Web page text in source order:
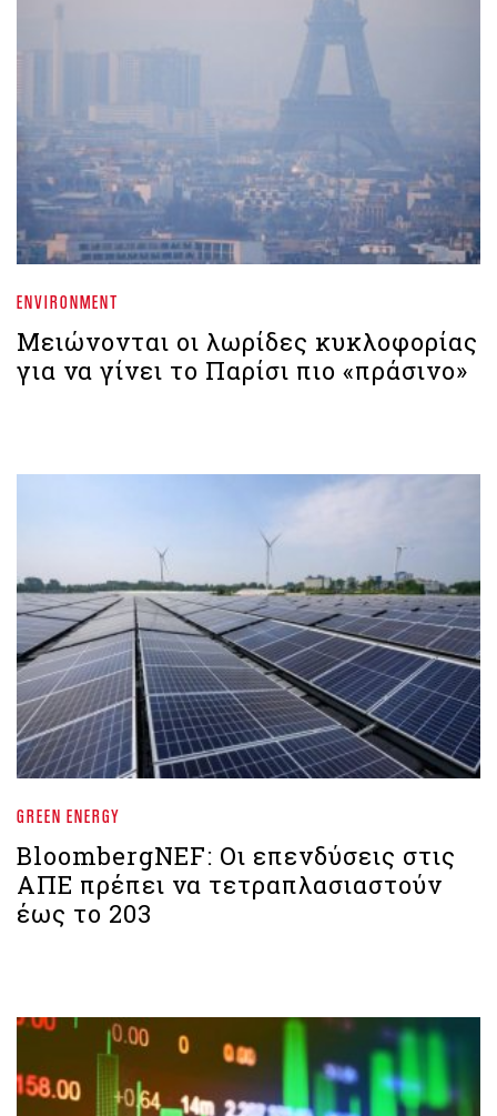
ENVIRONMENT
Μειώνονται οι λωρίδες κυκλοφορίας
για να γίνει το Παρίσι πιο «πράσινο»
GREEN ENERGY
BloombergNEF: Οι επενδύσεις στις
ΑΠΕ πρέπει να τετραπλασιαστούν
έως το 203